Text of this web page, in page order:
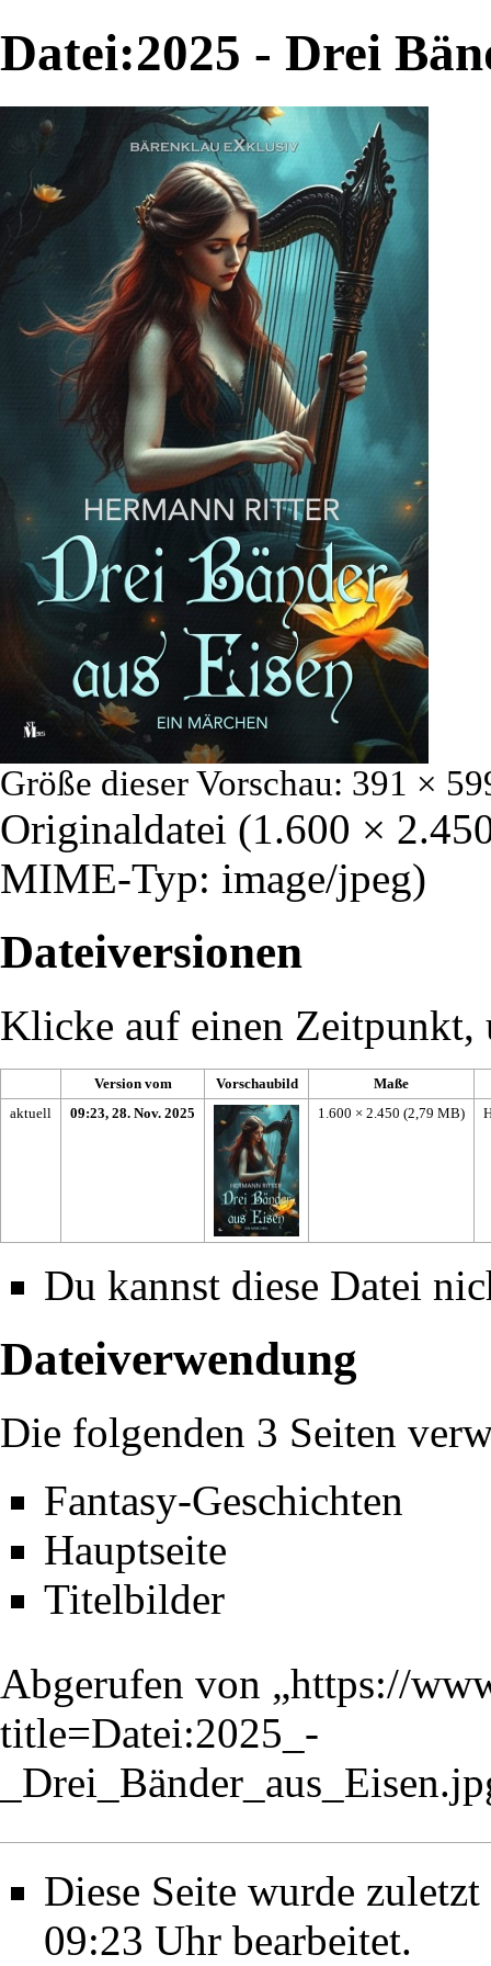
Datei:2025 - Drei
Größe dieser Vorschau: 391 ×
Originaldatei (1.600 ×
MIME-Typ: image/jpeg)
Dateiversionen
Klicke auf einen Zeitpunkt,
Version vom Vorschaubild
Maße
aktuell
09:23, 28. Nov. 2025 1.600 × 2.450 (2,79 MB)
Du kannst diese Datei
Dateiverwendung
Die folgenden 3 Seiten
Fantasy-Geschichten
Hauptseite
Titelbilder
Abgerufen von „https://
title=Datei:2025_-
Diese Seite wurde
09:23 Uhr bearbeitet.